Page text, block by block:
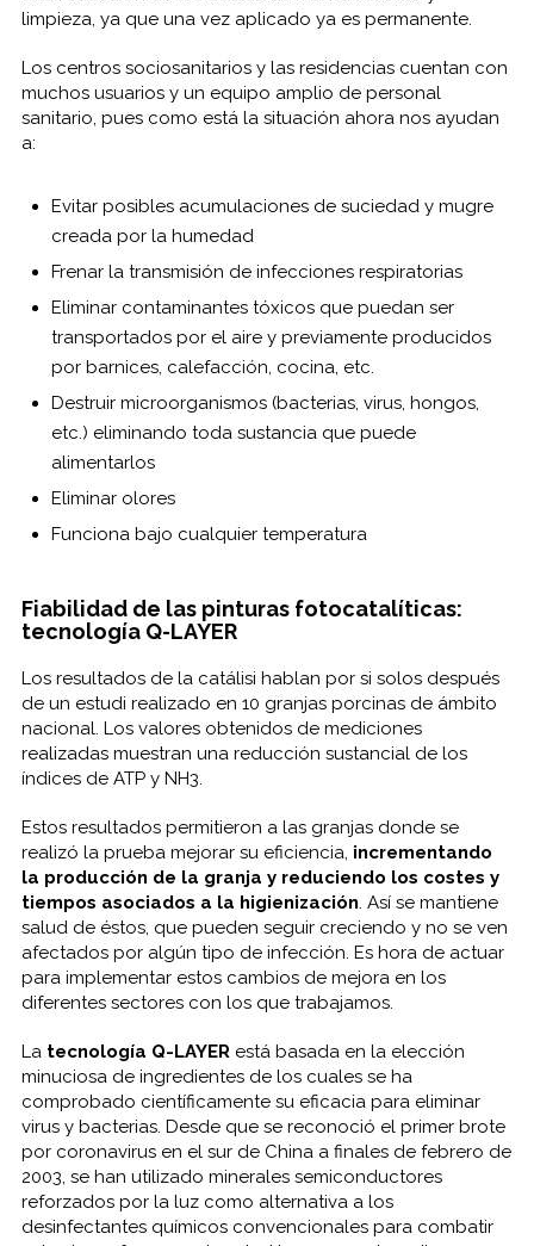
limpieza, ya que una vez aplicado ya es permanente.
Los centros sociosanitarios y las residencias cuentan con
muchos usuarios y un equipo amplio de personal
sanitario, pues como está la situación ahora nos ayudan
a:
Evitar posibles acumulaciones de suciedad y mugre
creada por la humedad
Frenar la transmisión de infecciones respiratorias
Eliminar contaminantes tóxicos que puedan ser
transportados por el aire y previamente producidos
por barnices, calefacción, cocina, etc.
Destruir microorganismos (bacterias, virus, hongos,
etc.) eliminando toda sustancia que puede
alimentarlos
Eliminar olores
Funciona bajo cualquier temperatura
Fiabilidad de las pinturas fotocatalíticas:
tecnología Q-LAYER
Los resultados de la catálisi hablan por si solos después
de un estudi realizado en 10 granjas porcinas de ámbito
nacional. Los valores obtenidos de mediciones
realizadas muestran una reducción sustancial de los
índices de ATP y NH3.
Estos resultados permitieron a las granjas donde se
realizó la prueba mejorar su eficiencia, incrementando
la producción de la granja y reduciendo los costes y
tiempos asociados a la higienización. Así se mantiene
salud de éstos, que pueden seguir creciendo y no se ven
afectados por algún tipo de infección. Es hora de actuar
para implementar estos cambios de mejora en los
diferentes sectores con los que trabajamos.
Latecnología Q-LAYERestá basada en la elección
minuciosa de ingredientes de los cuales se ha
comprobado científicamente su eficacia para eliminar
virus y bacterias. Desde que se reconoció el primer brote
por coronavirus en el sur de China a finales de febrero de
2003, se han utilizado minerales semiconductores
reforzados por la luz como alternativa a los
desinfectantes químicos convencionales para combatir